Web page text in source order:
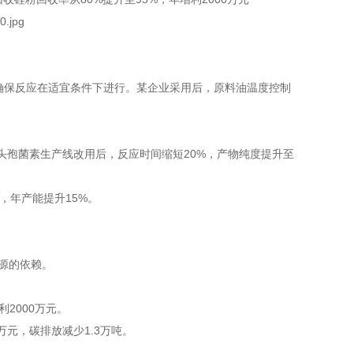
反应在适宜条件下进行。某企业采用后，原料油温度控制
菌素生产线改用后，反应时间缩短20%，产物纯度提升至
产能提升15%。
依赖。
2000万元。
，碳排放减少1.3万吨。